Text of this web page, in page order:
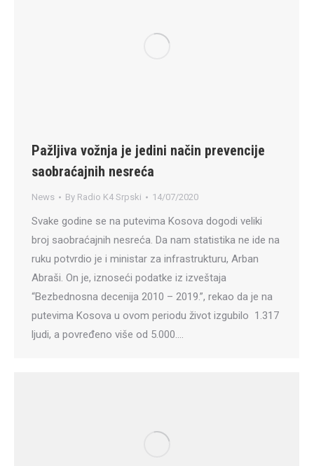
Pažljiva vožnja je jedini način prevencije
saobraćajnih nesreća
News By Radio K4 Srpski 14/07/2020
Svake godine se na putevima Kosova dogodi veliki
broj saobraćajnih nesreća. Da nam statistika ne ide na
ruku potvrdio je i ministar za infrastrukturu, Arban
Abraši. On je, iznoseći podatke iz izveštaja
“Bezbednosna decenija 2010 – 2019.”, rekao da je na
putevima Kosova u ovom periodu život izgubilo 1.317
ljudi, a povređeno više od 5.000.…